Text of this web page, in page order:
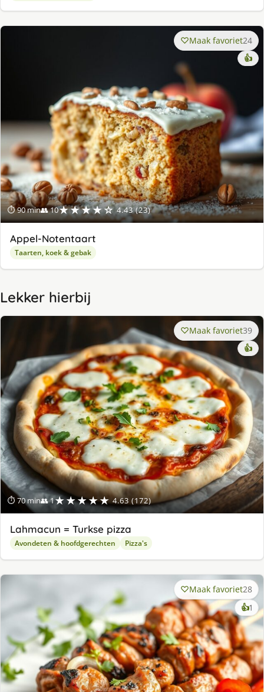
⏱ 90 min👥 10★★★★☆ 4.43 (23)
Maak favoriet24
👍
Appel-Notentaart
Taarten, koek & gebak
Lekker hierbij
⏱ 70 min👥 1★★★★★ 4.63 (172)
Maak favoriet39
👍
Lahmacun = Turkse pizza
Avondeten & hoofdgerechten Pizza's
Maak favoriet28
👍1